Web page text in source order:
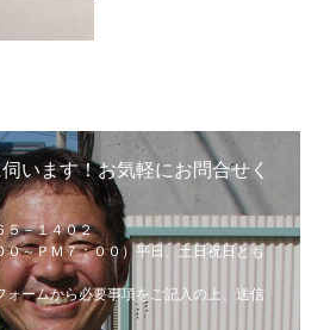
います！お気軽にお問合せく
－１４０２
～ＰＭ７：００）平日、土日祝日とも
ォームから必要事項をご記入の上、送信